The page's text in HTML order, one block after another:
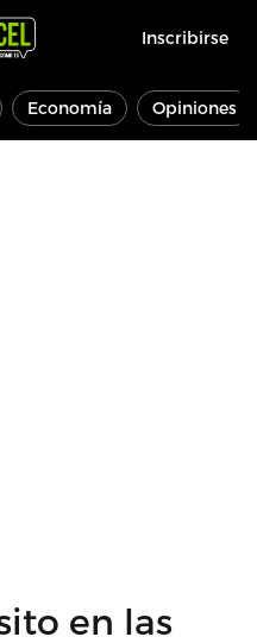
Inscribirse
Economía Opiniones
en las